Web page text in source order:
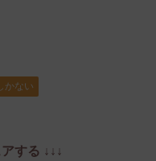
かない
する ↓↓↓